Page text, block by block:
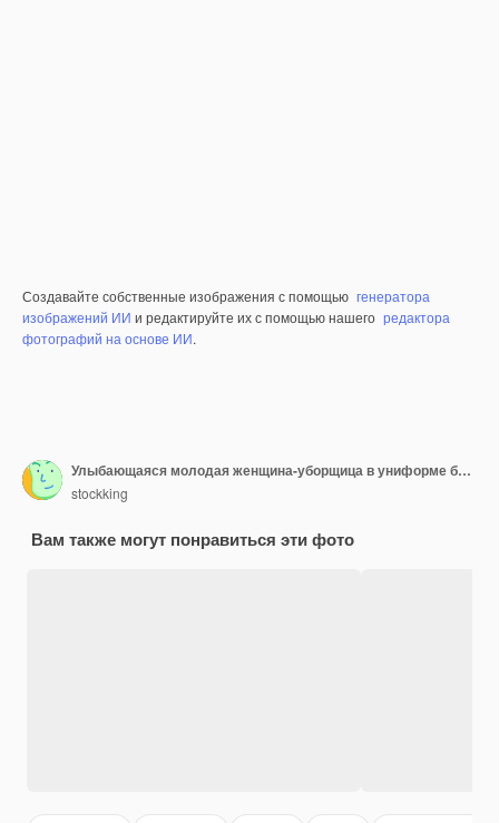
Создавайте собственные изображения с помощью генератора
изображений ИИ и редактируйте их с помощью нашего редактора
фотографий на основе ИИ.
Улыбающаяся молодая женщина-уборщица в униформе бандана и резиновых перчатках смотрит в камеру, показывающую знак ок обеими руками, изолированными на синем фоне
stockking
Вам также могут понравиться эти фото